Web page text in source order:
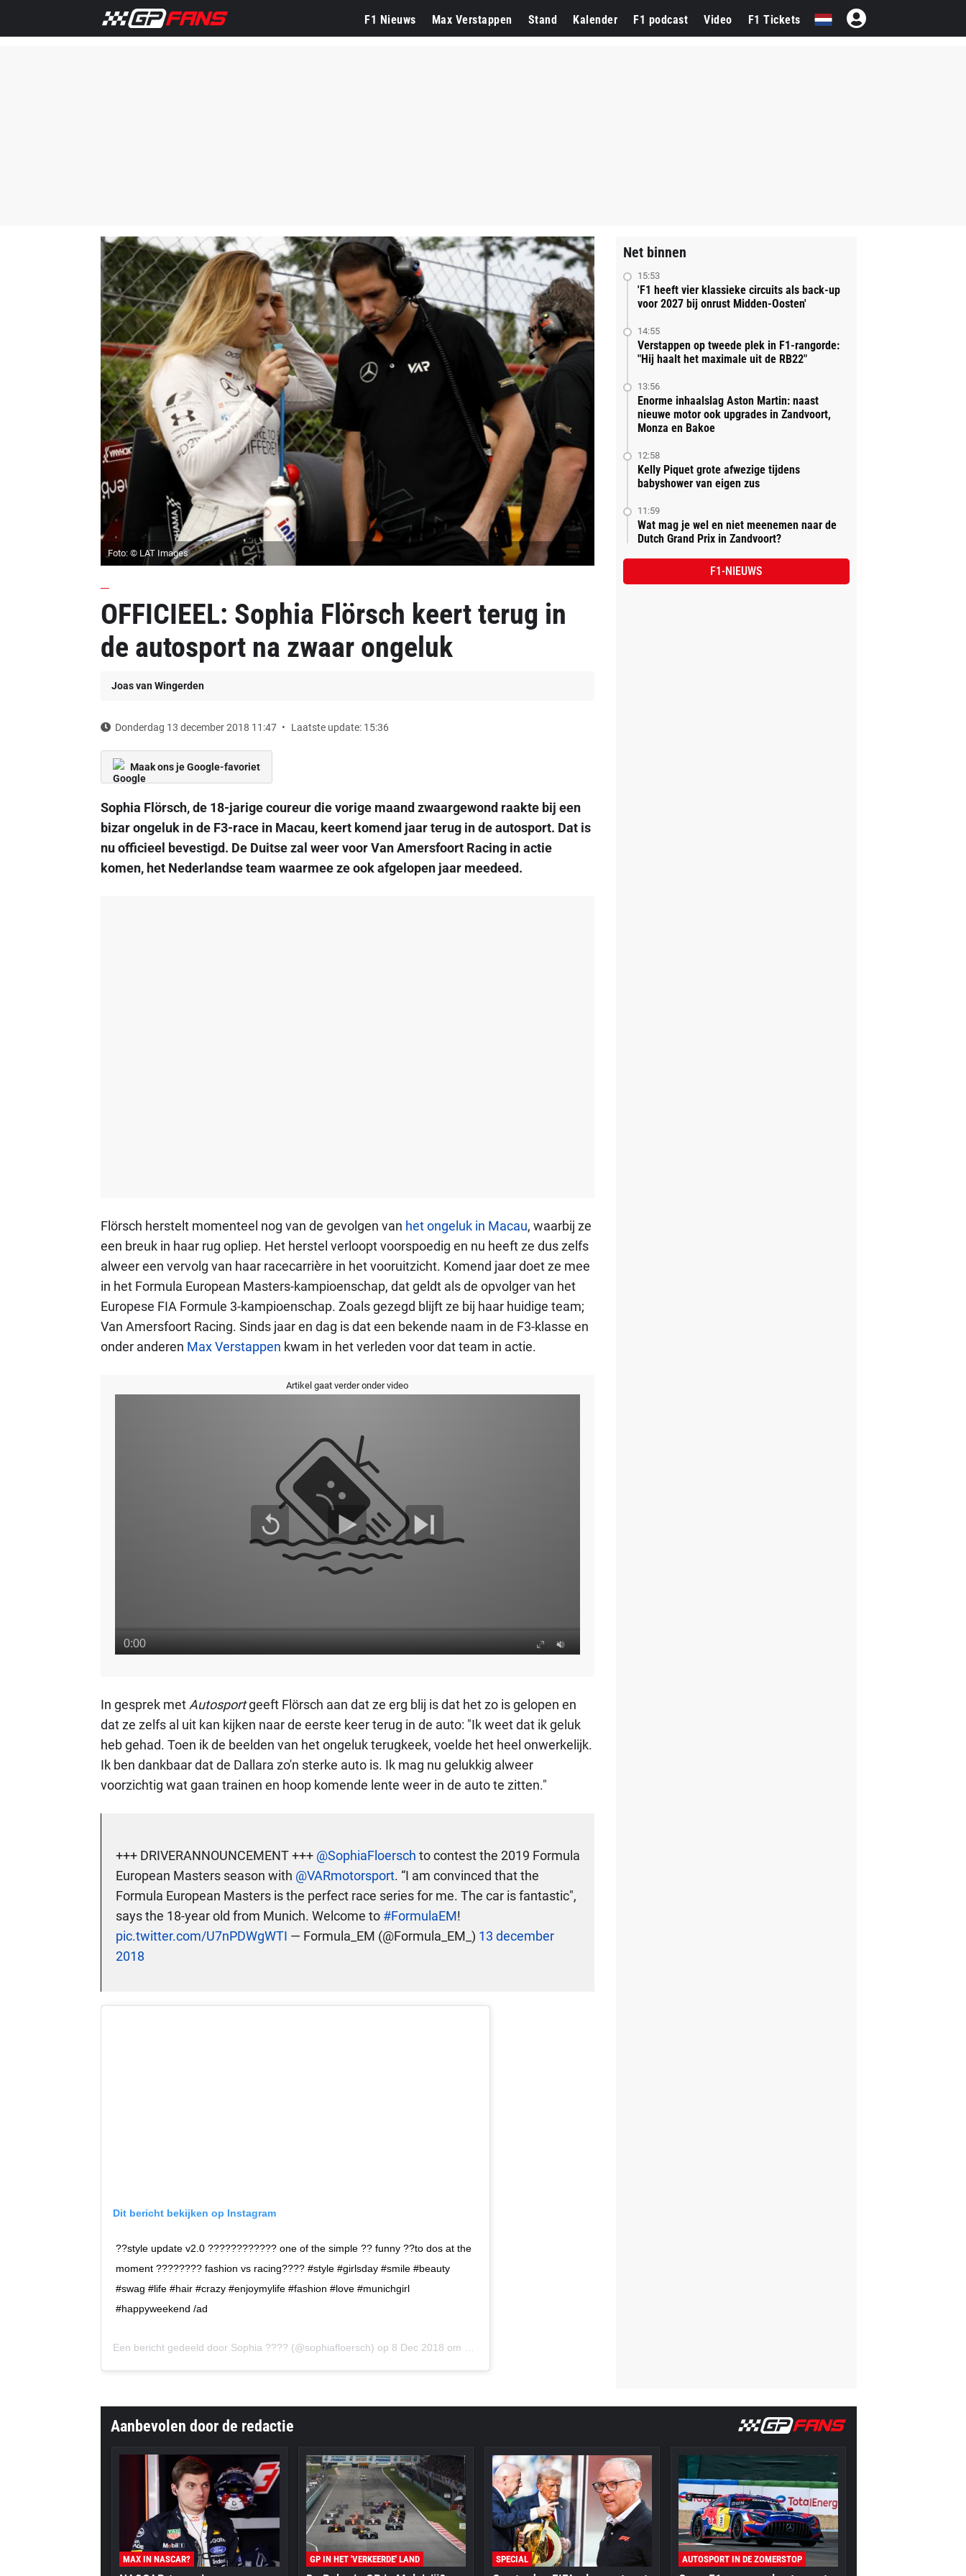
F1 Nieuws Max Verstappen Stand Kalender F1 podcast Video F1 Tickets
Foto: © LAT Images
OFFICIEEL: Sophia Flörsch keert terug in
de autosport na zwaar ongeluk
Joas van Wingerden
Donderdag 13 december 2018 11:47 Laatste update: 15:36
Maak ons je Google-favoriet
Sophia Flörsch, de 18-jarige coureur die vorige maand zwaargewond raakte bij een
bizar ongeluk in de F3-race in Macau, keert komend jaar terug in de autosport. Dat is
nu officieel bevestigd. De Duitse zal weer voor Van Amersfoort Racing in actie
komen, het Nederlandse team waarmee ze ook afgelopen jaar meedeed.
Flörsch herstelt momenteel nog van de gevolgen van het ongeluk in Macau, waarbij ze
een breuk in haar rug opliep. Het herstel verloopt voorspoedig en nu heeft ze dus zelfs
alweer een vervolg van haar racecarrière in het vooruitzicht. Komend jaar doet ze mee
in het Formula European Masters-kampioenschap, dat geldt als de opvolger van het
Europese FIA Formule 3-kampioenschap. Zoals gezegd blijft ze bij haar huidige team;
Van Amersfoort Racing. Sinds jaar en dag is dat een bekende naam in de F3-klasse en
onder anderen Max Verstappen kwam in het verleden voor dat team in actie.
Artikel gaat verder onder video
In gesprek met Autosportgeeft Flörsch aan dat ze erg blij is dat het zo is gelopen en
dat ze zelfs al uit kan kijken naar de eerste keer terug in de auto: "Ik weet dat ik geluk
heb gehad. Toen ik de beelden van het ongeluk terugkeek, voelde het heel onwerkelijk.
Ik ben dankbaar dat de Dallara zo'n sterke auto is. Ik mag nu gelukkig alweer
voorzichtig wat gaan trainen en hoop komende lente weer in de auto te zitten."
+++ DRIVERANNOUNCEMENT +++ @SophiaFloersch to contest the 2019 Formula
European Masters season with @VARmotorsport. “I am convinced that the
Formula European Masters is the perfect race series for me. The car is fantastic",
says the 18-year old from Munich. Welcome to #FormulaEM!
pic.twitter.com/U7nPDWgWTI — Formula_EM (@Formula_EM_) 13 december
2018
Dit bericht bekijken op Instagram
??style update v2.0 ???????????? one of the simple ?? funny ??to dos at the
moment ???????? fashion vs racing???? #style #girlsday #smile #beauty
#swag #life #hair #crazy #enjoymylife #fashion #love #munichgirl
#happyweekend /ad
Een bericht gedeeld door Sophia ???? (@sophiafloersch) op 8 Dec 2018 om 11:10 (PST)
Net binnen
15:53
'F1 heeft vier klassieke circuits als back-up
voor 2027 bij onrust Midden-Oosten'
14:55
Verstappen op tweede plek in F1-rangorde:
"Hij haalt het maximale uit de RB22"
13:56
Enorme inhaalslag Aston Martin: naast
nieuwe motor ook upgrades in Zandvoort,
Monza en Bakoe
12:58
Kelly Piquet grote afwezige tijdens
babyshower van eigen zus
11:59
Wat mag je wel en niet meenemen naar de
Dutch Grand Prix in Zandvoort?
F1-NIEUWS
Aanbevolen door de redactie
MAX IN NASCAR? GP IN HET 'VERKEERDE' LAND SPECIAL AUTOSPORT IN DE ZOMERSTOP